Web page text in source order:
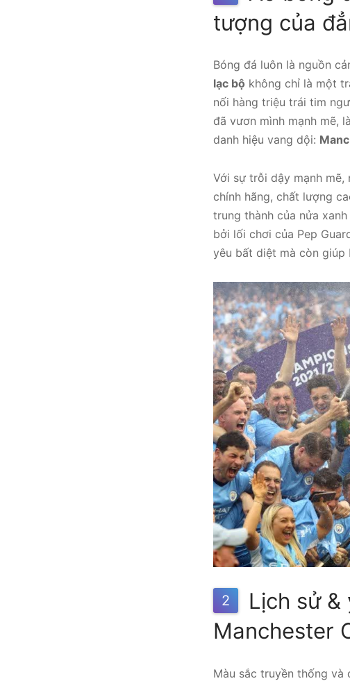
tượng của
Bóng đá luôn là nguồn
lạc bộ không chỉ là một
nối hàng triệu trái tim
đã vươn mình mạnh mẽ,
danh hiệu vang dội:
Với sự trỗi dậy mạnh mẽ,
chính hãng, chất lượng
trung thành của nửa
bởi lối chơi của Pep
yêu bất diệt mà còn giúp
2
Lịch sử
Manchester
Màu sắc truyền thống và